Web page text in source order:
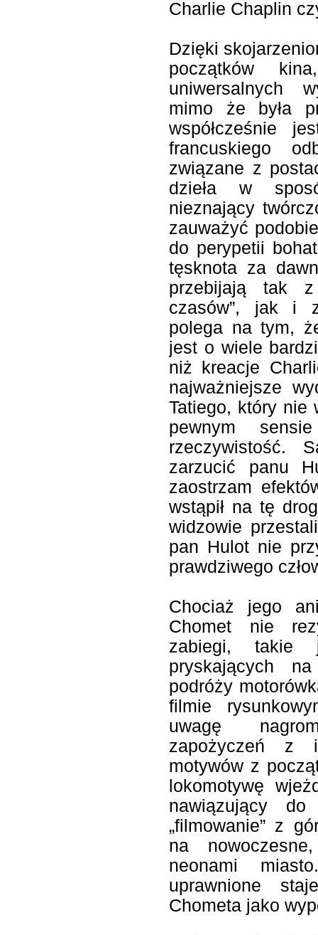
Charlie Chaplin
Dzięki
początków
uniwersalnych
mimo że była
współcześnie
francuskiego
związane z
dzieła w
nieznający
zauważyć
do perypetii
tęsknota za
przebijają tak z
czasów”, jak i
polega na tym,
jest o wiele
niż kreacje
najważniejsze
Tatiego, który nie
pewnym
rzeczywistość.
zarzucić panu
zaostrzam
wstąpił na tę
widzowie
pan Hulot nie
prawdziwego
Chociaż jego
Chomet nie
zabiegi, takie
pryskających
podróży
filmie
uwagę
zapożyczeń z
motywów z
lokomotywę
nawiązujący
„filmowanie” z
na
neonami
uprawnione
Chometa jako